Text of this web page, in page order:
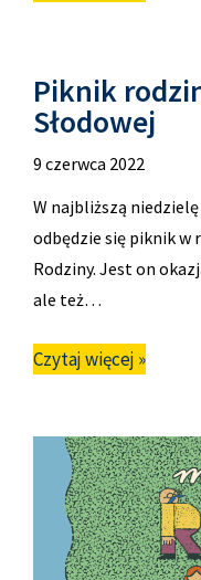
Piknik
Słodowej
9 czerwca 2022
W najbliższą niedzielę
odbędzie się piknik w
Rodziny. Jest on
ale też…
Czytaj więcej »